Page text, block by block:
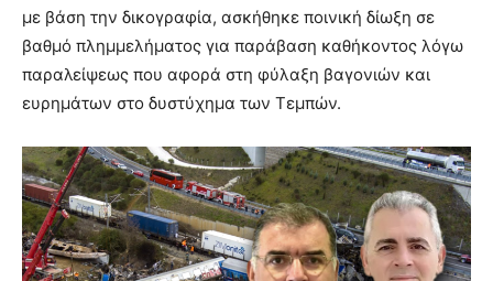
με βάση την δικογραφία, ασκήθηκε ποινική δίωξη σε
βαθμό πλημμελήματος για παράβαση καθήκοντος λόγω
παραλείψεως που αφορά στη φύλαξη βαγονιών και
ευρημάτων στο δυστύχημα των Τεμπών.